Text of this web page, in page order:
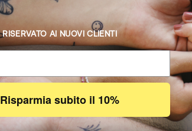
RISERVATO AI NUOVI CLIENTI
Risparmia subito il 10%